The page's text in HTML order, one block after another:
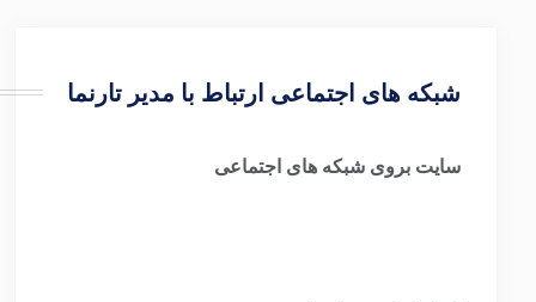
شبکه های اجتماعی ارتباط با مدیر تارنما
سایت بروی شبکه های اجتماعی